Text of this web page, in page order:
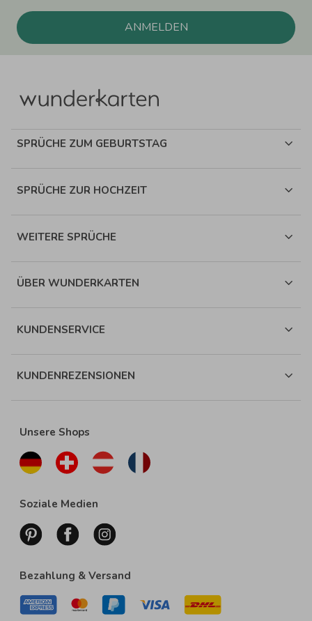
ANMELDEN
SPRÜCHE ZUM GEBURTSTAG
SPRÜCHE ZUR HOCHZEIT
WEITERE SPRÜCHE
ÜBER WUNDERKARTEN
KUNDENSERVICE
KUNDENREZENSIONEN
Unsere Shops
Soziale Medien
Bezahlung & Versand